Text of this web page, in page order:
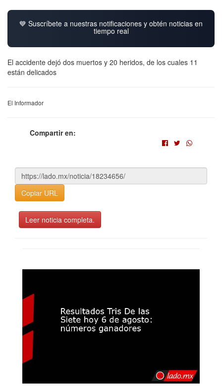
💙 Suscríbete a nuestras notificaciones y obtén noticias en
tiempo real
El accidente dejó dos muertos y 20 heridos, de los cuales 11
están delicados
El Informador
Compartir en:
Copiar URL
Leer noticia completa.